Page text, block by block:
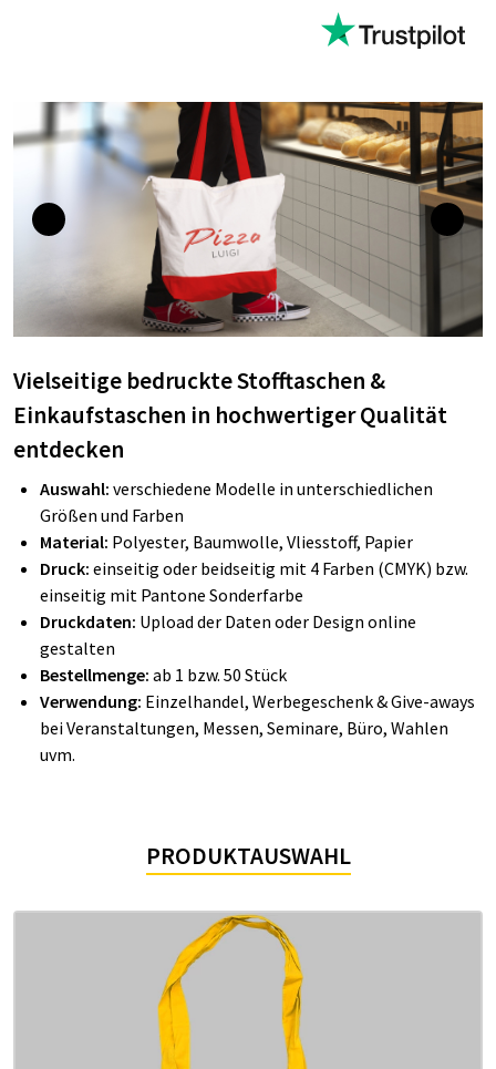
Vielseitige bedruckte Stofftaschen &
Einkaufstaschen in hochwertiger Qualität
entdecken
Auswahl: verschiedene Modelle in unterschiedlichen
Größen und Farben
Material: Polyester, Baumwolle, Vliesstoff, Papier
Druck: einseitig oder beidseitig mit 4 Farben (CMYK) bzw.
einseitig mit Pantone Sonderfarbe
Druckdaten: Upload der Daten oder Design online
gestalten
Bestellmenge: ab 1 bzw. 50 Stück
Verwendung: Einzelhandel, Werbegeschenk & Give-aways
bei Veranstaltungen, Messen, Seminare, Büro, Wahlen
uvm.
PRODUKTAUSWAHL